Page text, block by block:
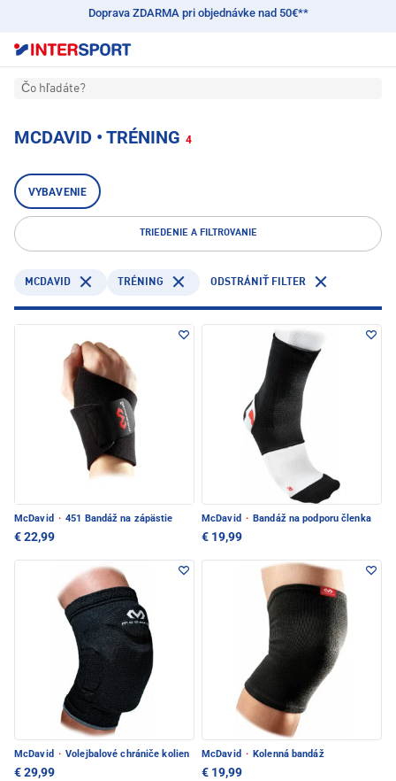
Doprava ZDARMA pri objednávke nad 50€**
Čo hľadáte?
MCDAVID • TRÉNING 4
VYBAVENIE
TRIEDENIE A FILTROVANIE
MCDAVID TRÉNING ODSTRÁNIŤ FILTER
McDavid · 451 Bandáž na zápästie
€ 22,99
McDavid · Bandáž na podporu členka
€ 19,99
McDavid · Volejbalové chrániče kolien
€ 29,99
McDavid · Kolenná bandáž
€ 19,99